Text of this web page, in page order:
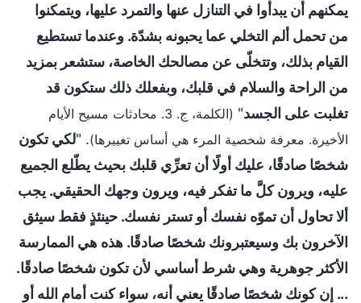
يمكنهم أن يبدأوا في التنازل عنها والتمرد عليها، ويتمكنوا
من تحمل ألم التخلي عما يحبونه بشدّة. وعندما تستطيع
القيام بذلك، وتتخلّى عن مصالحك الخاصة، ستشعر بمزيد
من الراحة والسلام في قلبك، وبفعلك ذلك ستكون قد
تغلبت على الجسد"
(الكلمة، ج. 3. محادثات مسيح الأيام
الأخيرة. معرفة شخصية المرء هي أساس تغييرها). "لكي تكون
شخصًا صادقًا، عليك أولًا أن تعرِّي قلبك بحيث يطّلع الجميع
عليه، ويرون كلَّ ما تفكر فيه، ويرون وجهك الحقيقي. يجب
ألا تحاول أن تموّه نفسك أو تستر نفسك. حينئذٍ فقط سيثق
الآخرون بك وسيعتبرونك شخصًا صادقًا. هذه هي الممارسة
الأكثر جوهرية وهي شرط أساسي لأن تكون شخصًا صادقًا.
... إن كونك شخصًا صادقًا يعني أنه، سواء كنت أمام الله أو